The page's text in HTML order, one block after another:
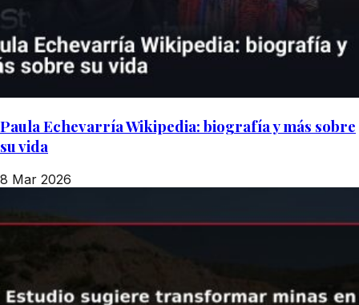
Paula Echevarría Wikipedia: biografía y más sobre
su vida
8 Mar 2026